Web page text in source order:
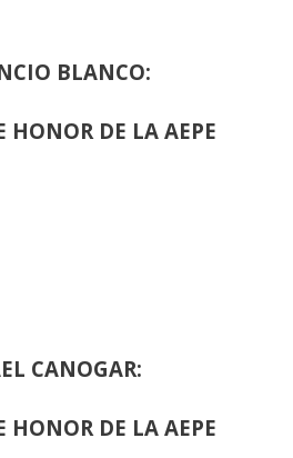
BLANCO:
HONOR DE LA AEPE
CANOGAR:
HONOR DE LA AEPE